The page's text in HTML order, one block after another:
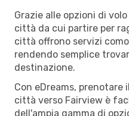
Grazie alle opzioni di
città da cui partire per
città offrono servizi
rendendo semplice
destinazione.
Con eDreams,
città verso Fairview è
dell'ampia gamma di